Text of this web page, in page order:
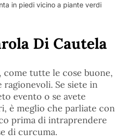
Di Cautela
come tutte le cose buone,
ragionevoli. Se siete in
evento o se avete
è meglio che parliate con
prima di intraprendere
di curcuma.